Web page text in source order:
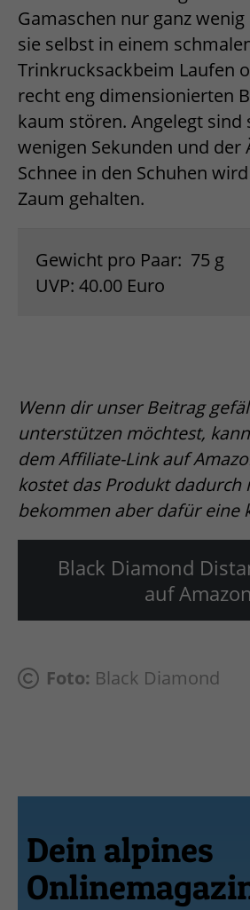
Gamaschen nur ganz wenig
sie selbst in einem
Trinkrucksackbeim Laufen
recht eng dimensionierten
kaum stören. Angelegt sind
wenigen Sekunden und der
Schnee in den Schuhen
Zaum gehalten.
Gewicht pro Paar: 75 g
UVP: 40.00 Euro
Wenn dir unser Beitrag
unterstützen möchtest,
dem Affiliate-Link auf
kostet das Produkt dadurch
bekommen aber dafür eine
Black Diamond
auf Amazon
Foto: Black Diamond
Dein alpines